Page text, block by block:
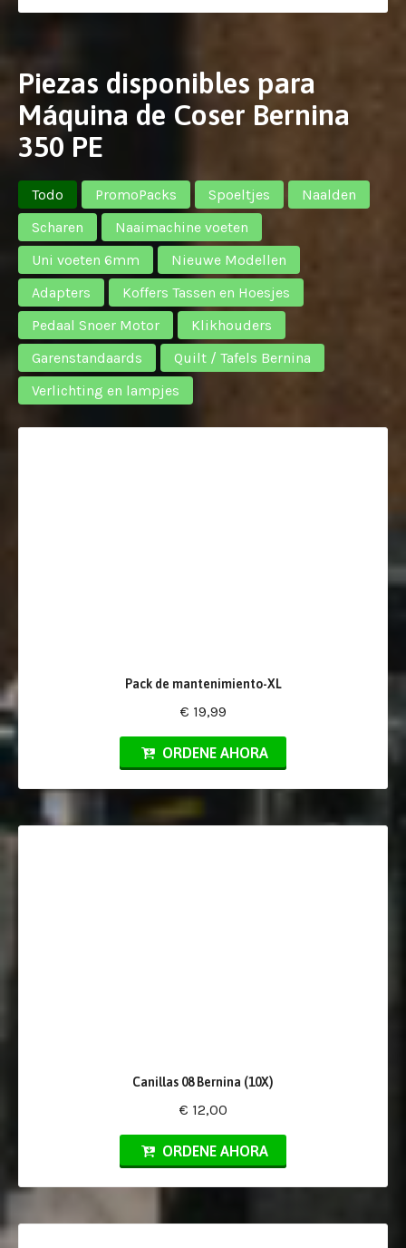
Piezas disponibles para
Máquina de Coser Bernina
350 PE
Todo PromoPacks Spoeltjes
Naalden
Scharen
Naaimachine voeten
Uni voeten 6mm
Nieuwe Modellen
Adapters
Koffers Tassen en Hoesjes
Pedaal Snoer Motor
Klikhouders
Garenstandaards
Quilt / Tafels Bernina
Verlichting en lampjes
Pack de mantenimiento-XL
€ 19,99
ORDENE AHORA
Canillas 08 Bernina (10X)
€ 12,00
ORDENE AHORA